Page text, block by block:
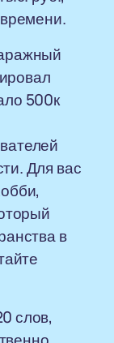
500к
Для вас
в
слов,